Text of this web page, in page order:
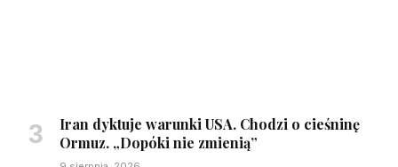
Iran dyktuje warunki USA. Chodzi o cieśninę
Ormuz. „Dopóki nie zmienią”